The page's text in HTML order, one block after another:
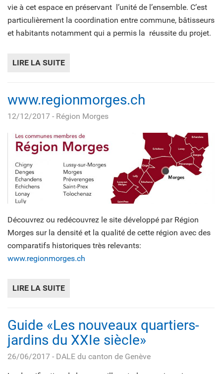
vie à cet espace en préservant l’unité de l’ensemble. C’est
particulièrement la coordination entre commune, bâtisseurs
et habitants notamment qui a permis la réussite du projet.
LIRE LA SUITE
www.regionmorges.ch
12/12/2017 - Région Morges
Découvrez ou redécouvrez le site développé par Région
Morges sur la densité et la qualité de cette région avec des
comparatifs historiques très relevants:
www.regionmorges.ch
LIRE LA SUITE
Guide «Les nouveaux quartiers-
jardins du XXIe siècle»
26/06/2017 - DALE du canton de Genève